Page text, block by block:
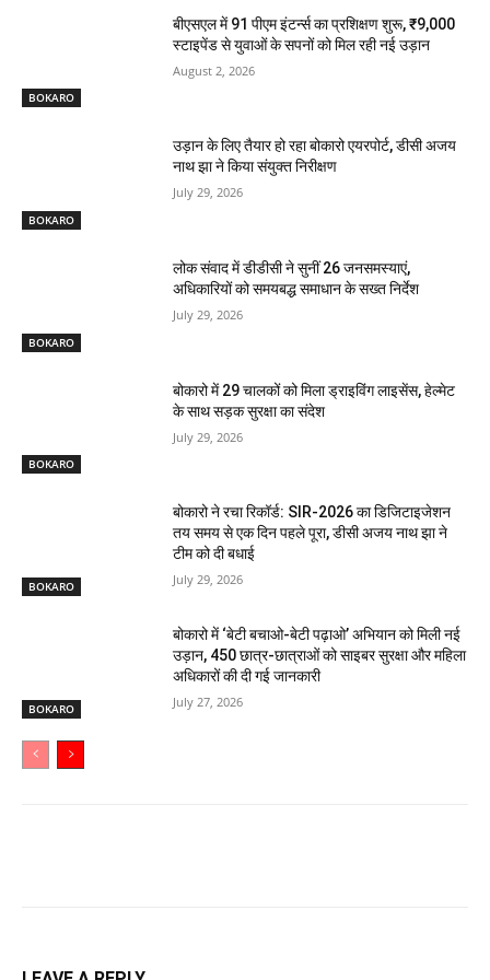
BOKARO
बीएसएल में 91 पीएम इंटर्न्स का प्रशिक्षण शुरू, ₹9,000
स्टाइपेंड से युवाओं के सपनों को मिल रही नई उड़ान
August 2, 2026
BOKARO
उड़ान के लिए तैयार हो रहा बोकारो एयरपोर्ट, डीसी अजय
नाथ झा ने किया संयुक्त निरीक्षण
July 29, 2026
BOKARO
लोक संवाद में डीडीसी ने सुनीं 26 जनसमस्याएं,
अधिकारियों को समयबद्ध समाधान के सख्त निर्देश
July 29, 2026
BOKARO
बोकारो में 29 चालकों को मिला ड्राइविंग लाइसेंस, हेल्मेट
के साथ सड़क सुरक्षा का संदेश
July 29, 2026
BOKARO
बोकारो ने रचा रिकॉर्ड: SIR-2026 का डिजिटाइजेशन
तय समय से एक दिन पहले पूरा, डीसी अजय नाथ झा ने
टीम को दी बधाई
July 29, 2026
BOKARO
बोकारो में ‘बेटी बचाओ-बेटी पढ़ाओ’ अभियान को मिली नई
उड़ान, 450 छात्र-छात्राओं को साइबर सुरक्षा और महिला
अधिकारों की दी गई जानकारी
July 27, 2026